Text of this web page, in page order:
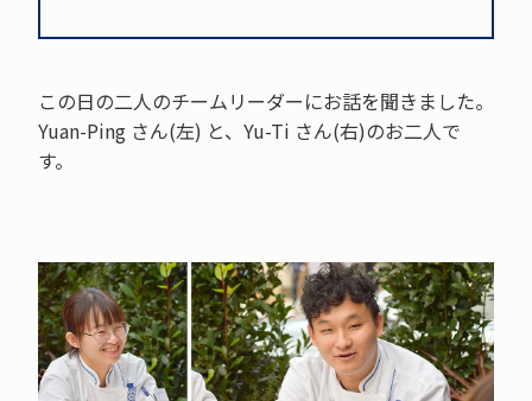
この日の二人のチームリーダーにお話を聞きました。
Yuan-Ping さん(左) と、Yu-Ti さん(右)のお二人で
す。